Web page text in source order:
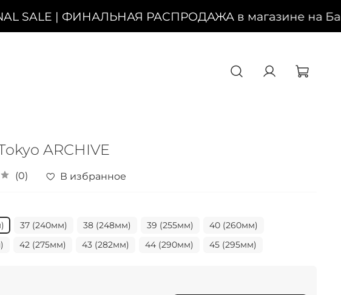
SALE | ФИНАЛЬНАЯ РАСПРОДАЖА в магазине на
ARCHIVE
(0) В избранное
37 (240мм) 38 (248мм) 39 (255мм)
40 (260мм)
42 (275мм) 43 (282мм) 44 (290мм) 45 (295мм)